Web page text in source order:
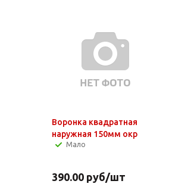
Воронка квадратная
наружная 150мм окр
Мало
390.00руб/шт